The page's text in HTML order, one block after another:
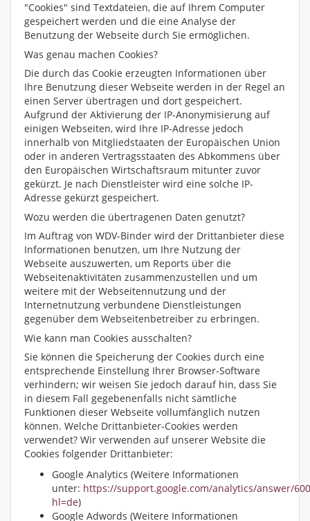
"Cookies" sind Textdateien, die auf Ihrem Computer
gespeichert werden und die eine Analyse der
Benutzung der Webseite durch Sie ermöglichen.
Was genau machen Cookies?
Die durch das Cookie erzeugten Informationen über
Ihre Benutzung dieser Webseite werden in der Regel an
einen Server übertragen und dort gespeichert.
Aufgrund der Aktivierung der IP-Anonymisierung auf
einigen Webseiten, wird Ihre IP-Adresse jedoch
innerhalb von Mitgliedstaaten der Europäischen Union
oder in anderen Vertragsstaaten des Abkommens über
den Europäischen Wirtschaftsraum mitunter zuvor
gekürzt. Je nach Dienstleister wird eine solche IP-
Adresse gekürzt gespeichert.
Wozu werden die übertragenen Daten genutzt?
Im Auftrag von WDV-Binder wird der Drittanbieter diese
Informationen benutzen, um Ihre Nutzung der
Webseite auszuwerten, um Reports über die
Webseitenaktivitäten zusammenzustellen und um
weitere mit der Webseitennutzung und der
Internetnutzung verbundene Dienstleistungen
gegenüber dem Webseitenbetreiber zu erbringen.
Wie kann man Cookies ausschalten?
Sie können die Speicherung der Cookies durch eine
entsprechende Einstellung Ihrer Browser-Software
verhindern; wir weisen Sie jedoch darauf hin, dass Sie
in diesem Fall gegebenenfalls nicht sämtliche
Funktionen dieser Webseite vollumfänglich nutzen
können. Welche Drittanbieter-Cookies werden
verwendet? Wir verwenden auf unserer Website die
Cookies folgender Drittanbieter:
Google Analytics (Weitere Informationen
unter: https://support.google.com/analytics/answer/
hl=de)
Google Adwords (Weitere Informationen